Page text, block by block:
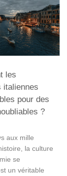
les
italiennes
pour des
?
aux mille
la culture
se
un véritable